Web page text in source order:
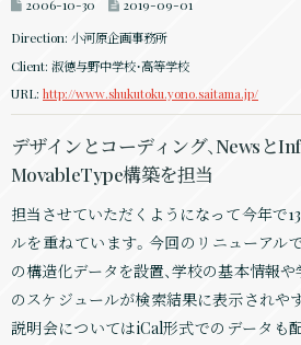
2006-10-30 2019-09-01
Direction: 小河原企画事務所
Client: 淑徳与野中学校・高等学校
URL: http://www.shukutoku.yono.saitama.jp/
デザインとコーディング、Newsと
MovableType構築を担当
担当させていただくようになって今年で
ルを重ねています。今回のリニューアル
の構造化データを設置、学校の基本情報
のスケジュールが検索結果に表示されや
説明会についてはiCal形式でのデータも